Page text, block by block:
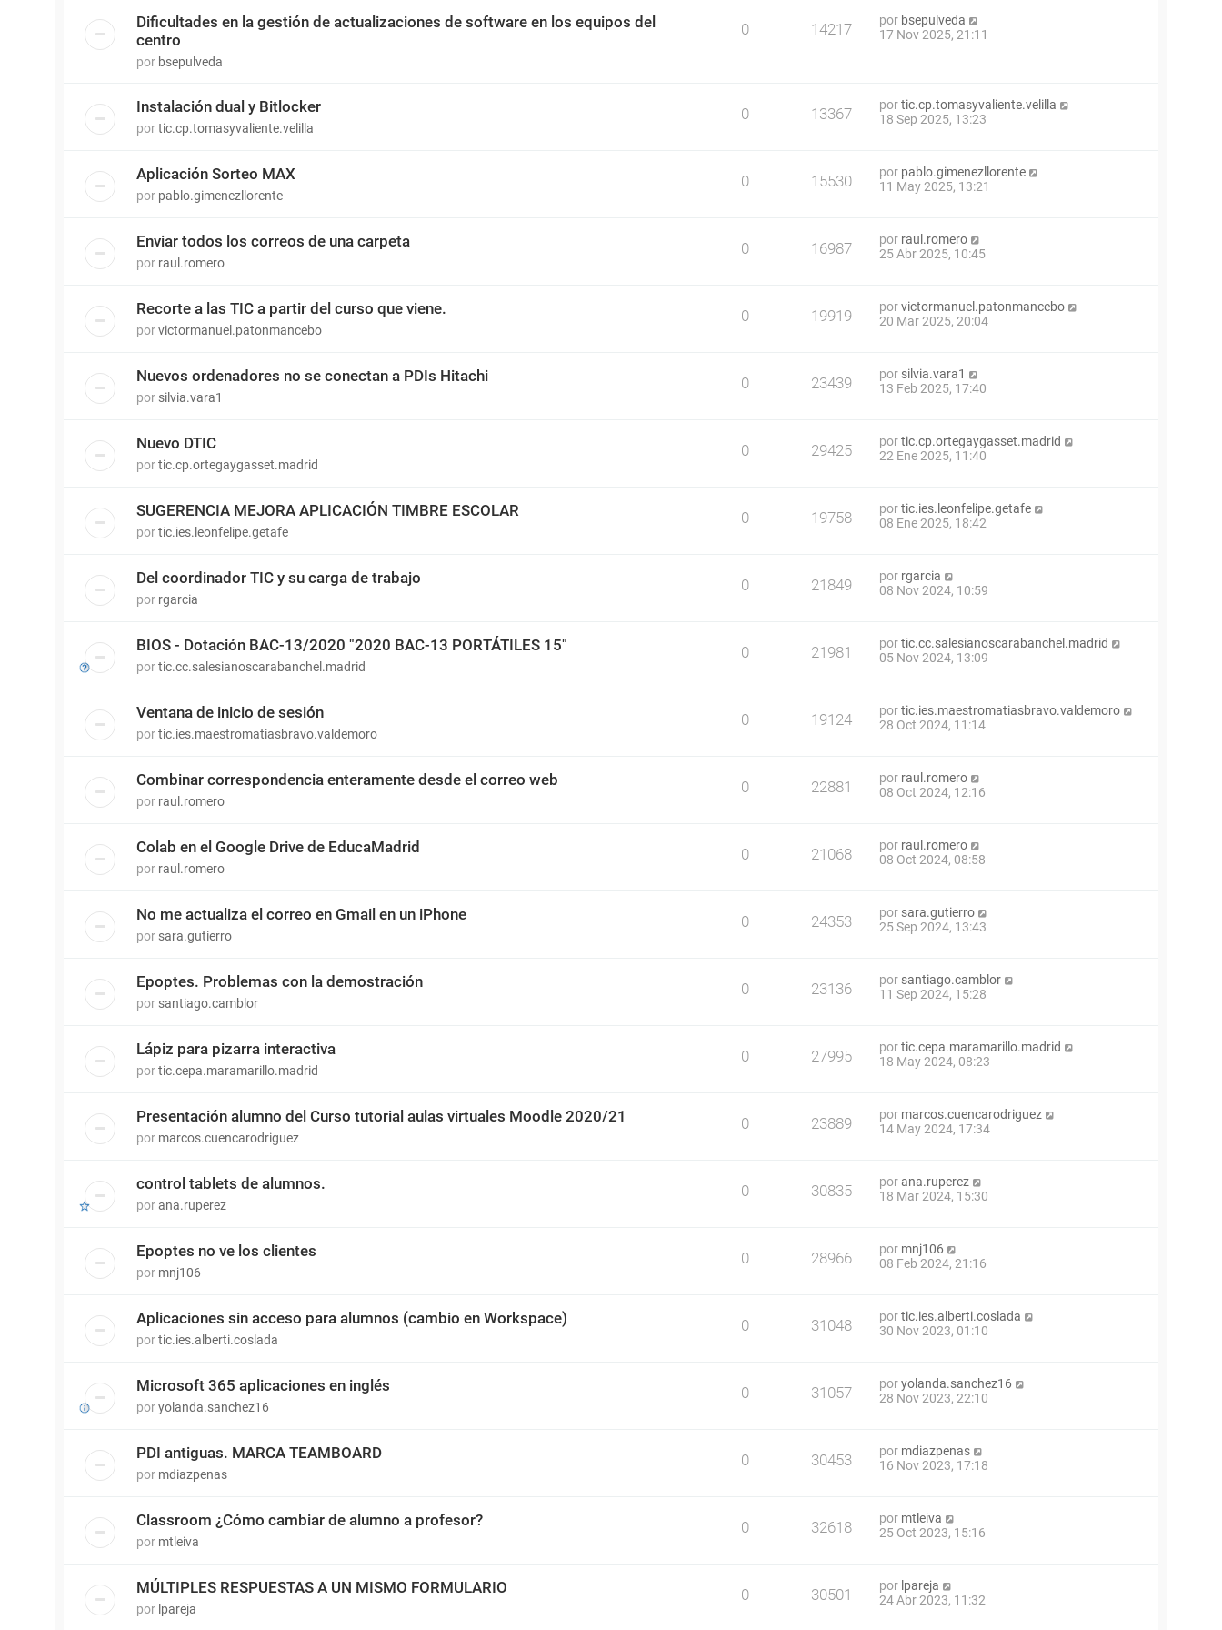
Dificultades en la gestión de actualizaciones de software en los equipos del
centro
por bsepulveda
0 14217 por bsepulveda
17 Nov 2025, 21:11
Instalación dual y Bitlocker
portic.cp.tomasyvaliente.velilla
0 13367 portic.cp.tomasyvaliente.velilla
18 Sep 2025, 13:23
Aplicación Sorteo MAX
por pablo.gimenezllorente
0 15530 por pablo.gimenezllorente
11 May 2025, 13:21
Enviar todos los correos de una carpeta
por raul.romero
0 16987 por raul.romero
25 Abr 2025, 10:45
Recorte a las TIC a partir del curso que viene.
porvictormanuel.patonmancebo
0 19919 porvictormanuel.patonmancebo
20 Mar 2025, 20:04
Nuevos ordenadores no se conectan a PDIs Hitachi
por silvia.vara1
0 23439 por silvia.vara1
13 Feb 2025, 17:40
Nuevo DTIC
portic.cp.ortegaygasset.madrid
0 29425 portic.cp.ortegaygasset.madrid
22 Ene 2025, 11:40
SUGERENCIA MEJORA APLICACIÓN TIMBRE ESCOLAR
portic.ies.leonfelipe.getafe
0 19758 portic.ies.leonfelipe.getafe
08 Ene 2025, 18:42
Del coordinador TIC y su carga de trabajo
por rgarcia
0 21849 por rgarcia
08 Nov 2024, 10:59
BIOS - Dotación BAC-13/2020 "2020 BAC-13 PORTÁTILES 15"
portic.cc.salesianoscarabanchel.madrid
0 21981 portic.cc.salesianoscarabanchel.madrid
05 Nov 2024, 13:09
Ventana de inicio de sesión
portic.ies.maestromatiasbravo.valdemoro
0 19124 portic.ies.maestromatiasbravo.valdemoro
28 Oct 2024, 11:14
Combinar correspondencia enteramente desde el correo web
por raul.romero
0 22881 por raul.romero
08 Oct 2024, 12:16
Colab en el Google Drive de EducaMadrid
por raul.romero
0 21068 por raul.romero
08 Oct 2024, 08:58
No me actualiza el correo en Gmail en un iPhone
por sara.gutierro
0 24353 por sara.gutierro
25 Sep 2024, 13:43
Epoptes. Problemas con la demostración
por santiago.camblor
0 23136 por santiago.camblor
11 Sep 2024, 15:28
Lápiz para pizarra interactiva
portic.cepa.maramarillo.madrid
0 27995 portic.cepa.maramarillo.madrid
18 May 2024, 08:23
Presentación alumno del Curso tutorial aulas virtuales Moodle 2020/21
por marcos.cuencarodriguez
0 23889 por marcos.cuencarodriguez
14 May 2024, 17:34
control tablets de alumnos.
porana.ruperez
0 30835 porana.ruperez
18 Mar 2024, 15:30
Epoptes no ve los clientes
por mnj106
0 28966 por mnj106
08 Feb 2024, 21:16
Aplicaciones sin acceso para alumnos (cambio en Workspace)
portic.ies.alberti.coslada
0 31048 portic.ies.alberti.coslada
30 Nov 2023, 01:10
Microsoft 365 aplicaciones en inglés
poryolanda.sanchez16
0 31057 poryolanda.sanchez16
28 Nov 2023, 22:10
PDI antiguas. MARCA TEAMBOARD
por mdiazpenas
0 30453 por mdiazpenas
16 Nov 2023, 17:18
Classroom ¿Cómo cambiar de alumno a profesor?
por mtleiva
0 32618 por mtleiva
25 Oct 2023, 15:16
MÚLTIPLES RESPUESTAS A UN MISMO FORMULARIO
por lpareja
0 30501 por lpareja
24 Abr 2023, 11:32